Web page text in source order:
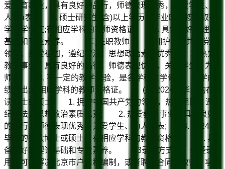
爱教育事业，具有良好的品行，师德表现优秀，关爱学生、为
人师a表; 3. 硕士研究生(含)以上学历，毕业时需按时取得
学历学位证;有相应学科的教师资格证; 4. 具备较好的理论
基础和专业素养。 (二)在职教师 1. 拥护中国共产党的
领导，热爱祖国，遵纪守法，思想政治素质优秀; 2. 热爱
教育事业，具有良好的品行，师德表现优秀，关爱学生、为人
师表; 3. 有一定的教学经验，是各学科教学骨干，教学成
绩突出;有相应学科的教师资格证。 (三)2024年毕业的在
读博士或硕士 1. 拥护中国共产党的领导，热爱祖国，遵
纪守法，思想政治素质优秀; 2. 热爱教育事业，具有良好
的品行，师德表现优秀，关爱学生、为人师表; 3. 2024年
毕业的在读博士或硕士，有相应学科的教师资格证; 4. 具
备较好的理论基础和专业素养。 03录用方式 一经录
用，可以解决北京市户口和编制，或者聘为合同制教师，享受